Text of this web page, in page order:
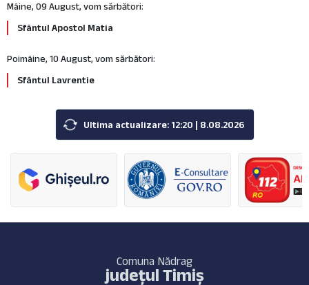
Mâine, 09 August, vom sărbători:
Sfântul Apostol Matia
Poimâine, 10 August, vom sărbători:
Sfântul Lavrentie
Ultima actualizare: 12:20 | 8.08.2026
Comuna Nădrag
județul Timiș